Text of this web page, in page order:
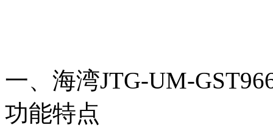
一、海湾JTG-UM-
功能特点